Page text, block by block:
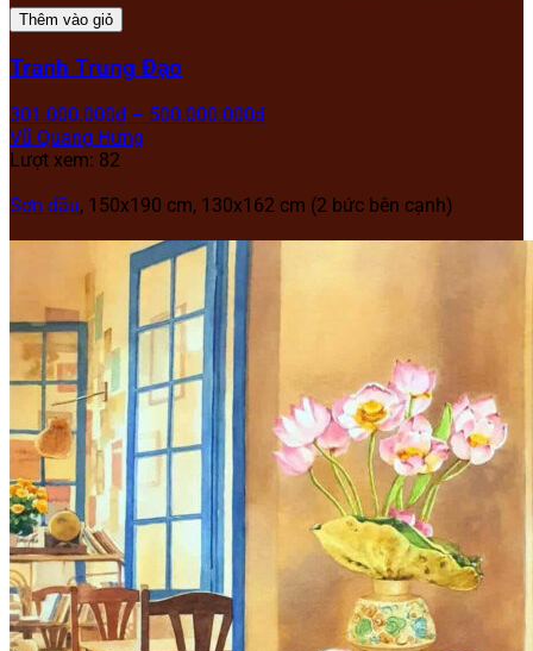
Thêm vào giỏ
Tranh Trung Đạo
301.000.000₫ – 500.000.000₫
Vũ Quang Hưng
Lượt xem: 82
Sơn dầu, 150x190 cm, 130x162 cm (2 bức bên cạnh)